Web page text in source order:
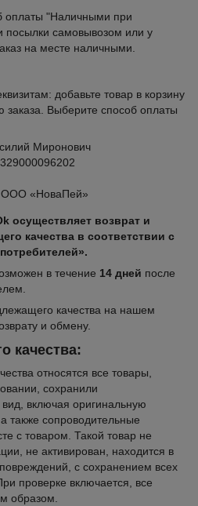
оплаты "Наличными при
посылки самовывозом или у
на месте наличными.
добавьте товар в корзину
Выберите способ оплаты
Миронович
ООО «НоваПей»
осуществляет возврат и
качества в соответствии с
в течение 14 дней после
качества на нашем
и обмену.
качества:
относятся все товары,
сохранили
включая оригинальную
также сопроводительные
с товаром. Такой товар не
не активирован, находится в
с сохранением всех
проверке включается, все
образом.